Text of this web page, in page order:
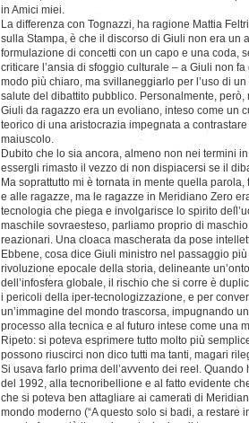
in Amici miei.
La differenza con Tognazzi, ha ragione Mattia
sulla Stampa, è che il discorso di Giuli non era un
formulazione di concetti con un capo e una coda,
criticare l’ansia di sfoggio culturale – a Giuli non
modo più chiaro, ma svillaneggiarlo per l’uso di
salute del dibattito pubblico. Personalmente, però,
Giuli da ragazzo era un evoliano, inteso come un
teorico di una aristocrazia impegnata a
maiuscolo.
Dubito che lo sia ancora, almeno non nei termini
essergli rimasto il vezzo di non dispiacersi se il
Ma soprattutto mi è tornata in mente quella
e alle ragazze, ma le ragazze in Meridiano Zero
tecnologia che piega e involgarisce lo spirito
maschile sovraesteso, parliamo proprio di
reazionari. Una cloaca mascherata da pose
Ebbene, cosa dice Giuli ministro nel passaggio
rivoluzione epocale della storia, delineante
dell’infosfera globale, il rischio che si corre è
i pericoli della iper-tecnologizzazione, e per
un’immagine del mondo trascorsa, impugnando
processo alla tecnica e al futuro intese come una
Ripeto: si poteva esprimere tutto molto più
possono riuscirci non dico tutti ma tanti, magari
Si usava farlo prima dell’avvento dei reel.
del 1992, alla tecnoribellione e al fatto evidente
che si poteva ben attagliare ai camerati di
mondo moderno (“A questo solo si badi, a restare